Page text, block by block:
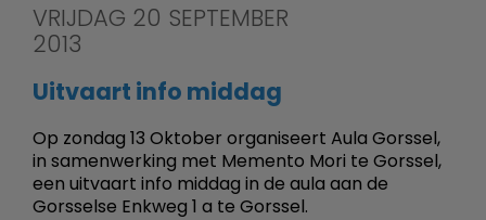
VRIJDAG 20 SEPTEMBER
2013
Uitvaart info middag
Op zondag 13 Oktober organiseert Aula Gorssel,
in samenwerking met Memento Mori te Gorssel,
een uitvaart info middag in de aula aan de
Gorsselse Enkweg 1 a te Gorssel.